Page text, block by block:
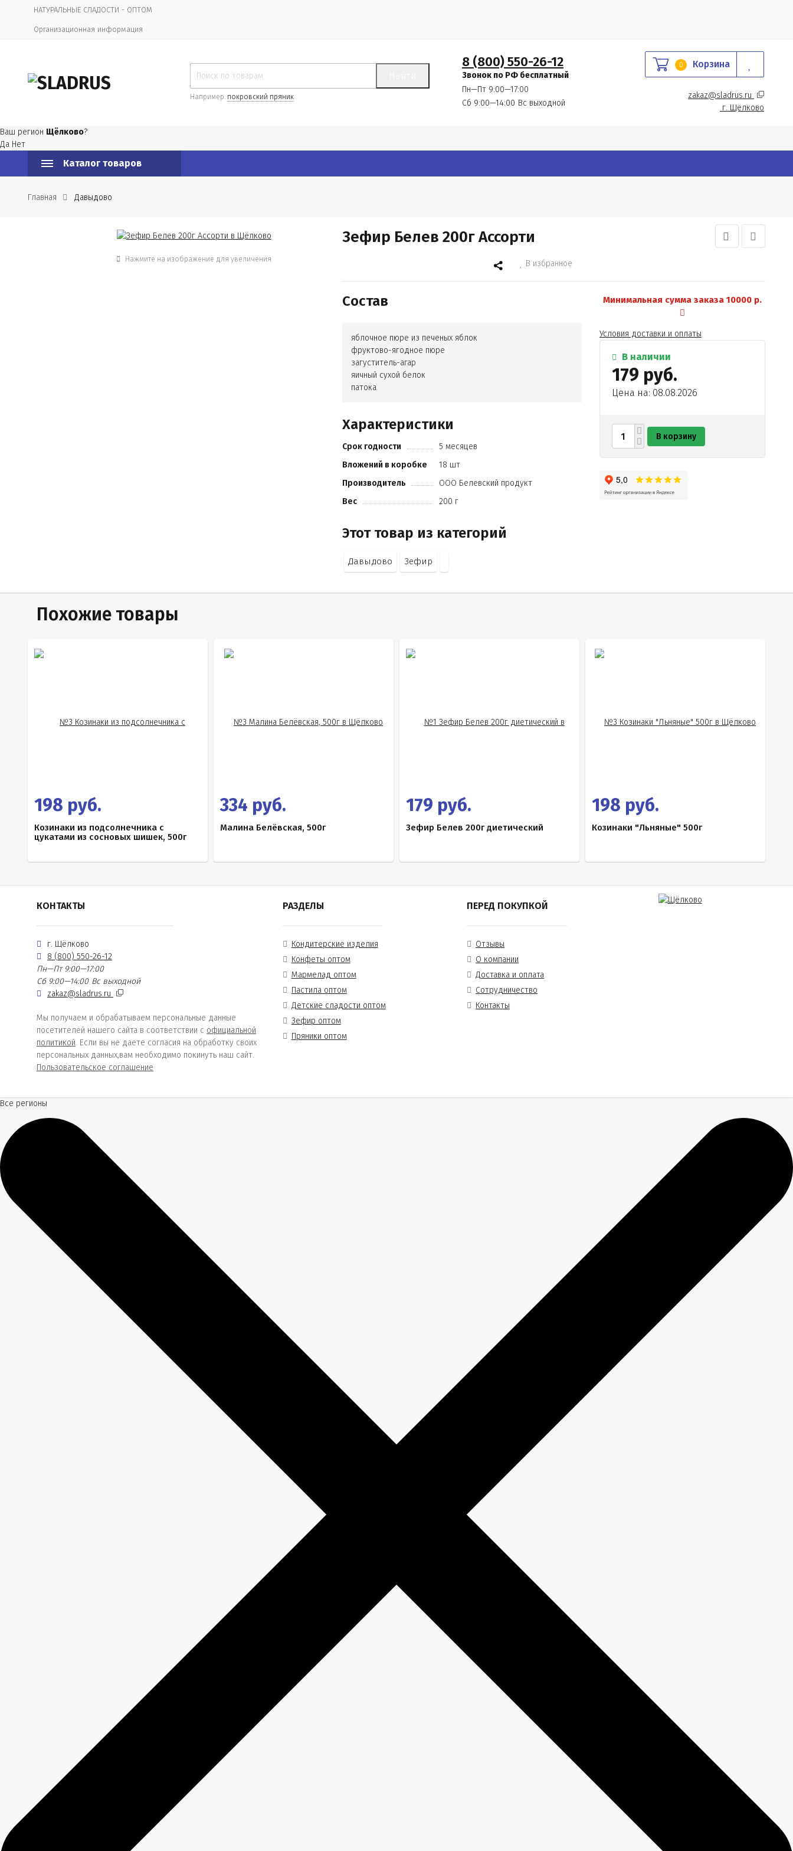
НАТУРАЛЬНЫЕ СЛАДОСТИ - ОПТОМ
Организационная информация
Например: покровский пряник
8 (800) 550-26-12
Звонок по РФ бесплатный
Пн—Пт 9:00—17:00
Сб 9:00—14:00 Вс выходной
0 Корзина
zakaz@sladrus.ru
г. Щёлково
Ваш регион Щёлково?
Да Нет
Каталог товаров
Главная Давыдово
Нажмите на изображение для увеличения
Зефир Белев 200г Ассорти
В избранное
Состав
яблочное пюре из печеных яблок
фруктово-ягодное пюре
загуститель-агар
яичный сухой белок
патока
Характеристики
Срок годности
5 месяцев
Вложений в коробке
18 шт
Производитель
ООО Белевский продукт
Вес
200 г
Этот товар из категорий
Давыдово Зефир
Минимальная сумма заказа 10000 р.
Условия доставки и оплаты
В наличии
179 руб.
Цена на: 08.08.2026
В корзину
Похожие товары
198 руб.
Козинаки из подсолнечника с
цукатами из сосновых шишек, 500г
334 руб.
Малина Белёвская, 500г
179 руб.
Зефир Белев 200г диетический
198 руб.
Козинаки "Льняные" 500г
КОНТАКТЫ
г. Щёлково
8 (800) 550-26-12
Пн—Пт 9:00—17:00
Сб 9:00—14:00 Вс выходной
zakaz@sladrus.ru
Мы получаем и обрабатываем персональные данные
посетителей нашего сайта в соответствии с официальной
политикой. Если вы не даете согласия на обработку своих
персональных данных,вам необходимо покинуть наш сайт.
Пользовательское соглашение
РАЗДЕЛЫ
Кондитерские изделия
Конфеты оптом
Мармелад оптом
Пастила оптом
Детские сладости оптом
Зефир оптом
Пряники оптом
ПЕРЕД ПОКУПКОЙ
Отзывы
О компании
Доставка и оплата
Сотрудничество
Контакты
Все регионы